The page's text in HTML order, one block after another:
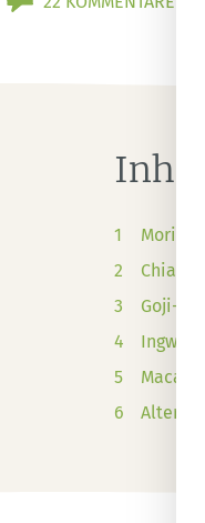
Chia-
Goji-
Ingwer,
Maca